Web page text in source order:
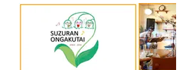
正解はありません。
考えがまとまっていなくても大丈夫で
す。
むしろ、いろんな視点が集まることが
価値になる場です。
上手さよりも、楽しむ気持ちを大切
に。
予約不要。
参加費500円＋ワンオーダー制で、ど
なたでも気軽にご参加いただけます。
決につなげるイベントです！
時間：午後7時 受付は午後6時45分よ
り
開催場所：Lab&Village Cafeハートレ
イ
定員：10名